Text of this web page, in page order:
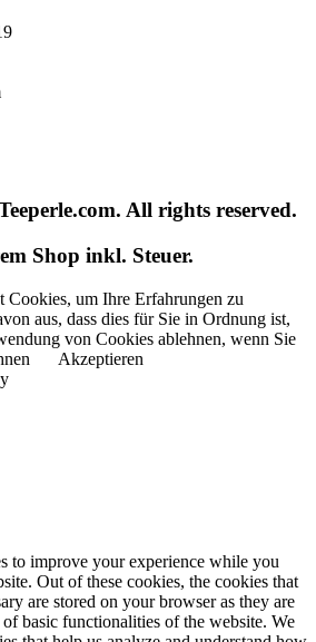
All rights reserved.
Shop inkl. Steuer.
Cookies, um Ihre Erfahrungen zu
aus, dass dies für Sie in Ordnung ist,
von Cookies ablehnen, wenn Sie
Akzeptieren
to improve your experience while you
Out of these cookies, the cookies that
are stored on your browser as they are
basic functionalities of the website. We